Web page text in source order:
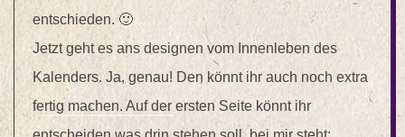
entschieden. 🙂
Jetzt geht es ans designen vom Innenleben des
Kalenders. Ja, genau! Den könnt ihr auch noch extra
fertig machen. Auf der ersten Seite könnt ihr